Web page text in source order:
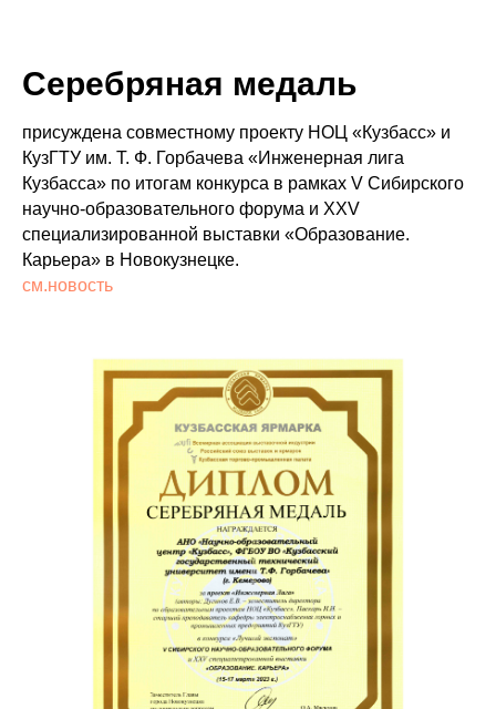
Серебряная медаль
присуждена совместному проекту НОЦ «Кузбасс» и
КузГТУ им. Т. Ф. Горбачева «Инженерная лига
Кузбасса» по итогам конкурса в рамках V Сибирского
научно-образовательного форума и XXV
специализированной выставки «Образование.
Карьера» в Новокузнецке.
см.новость